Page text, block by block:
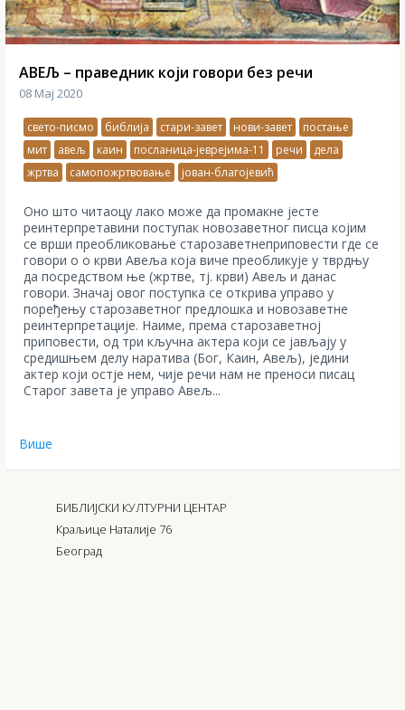
АВЕЉ – праведник који говори без речи
08 Мај 2020
свето-писмо библија стари-завет нови-завет
постање
мит
авељ каин посланица-јеврејима-11 речи
дела
жртва
самопожртвовање јован-благојевић
Оно што читаоцу лако може да промакне јесте
реинтерпретавини поступак новозаветног писца којим
се врши преобликовање старозаветнеприповести где се
говори о о крви Авеља која виче преобликује у тврдњу
да посредством ње (жртве, тј. крви) Авељ и данас
говори. Значај овог поступка се открива управо у
поређењу старозаветног предлошка и новозаветне
реинтерпретације. Наиме, према старозаветној
приповести, од три кључна актера који се јављају у
средишњем делу наратива (Бог, Каин, Авељ), једини
актер који остје нем, чије речи нам не преноси писац
Старог завета је управо Авељ...
Више
БИБЛИЈСКИ КУЛТУРНИ ЦЕНТАР
Краљице Наталије 76
Београд